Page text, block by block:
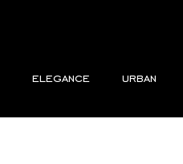
elegance urban